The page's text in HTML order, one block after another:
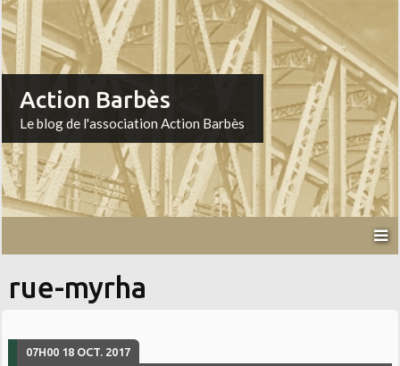
Action Barbès
Le blog de l'association Action Barbès
rue-myrha
07H00 18 OCT. 2017